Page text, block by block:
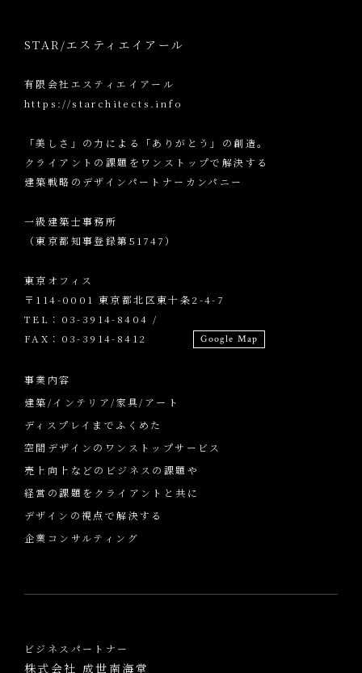
STAR/エスティエイアール
有限会社エスティエイアール
https://starchitects.info
「美しさ」の力による「ありがとう」の創造。
クライアントの課題をワンストップで解決する
建築戦略のデザインパートナーカンパニー
一級建築士事務所
（東京都知事登録第51747）
東京オフィス
〒114-0001 東京都北区東十条2-4-7
TEL：03-3914-8404 /
FAX：03-3914-8412
Google Map
事業内容
建築/インテリア/家具/アート
ディスプレイまでふくめた
空間デザインのワンストップサービス
売上向上などのビジネスの課題や
経営の課題をクライアントと共に
デザインの視点で解決する
企業コンサルティング
ビジネスパートナー
株式会社 成世南海堂